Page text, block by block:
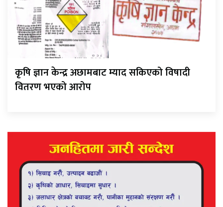
कृषि ज्ञान केन्द्र अछामबाट म्याद सकिएको विषादी
वितरण भएको आरोप